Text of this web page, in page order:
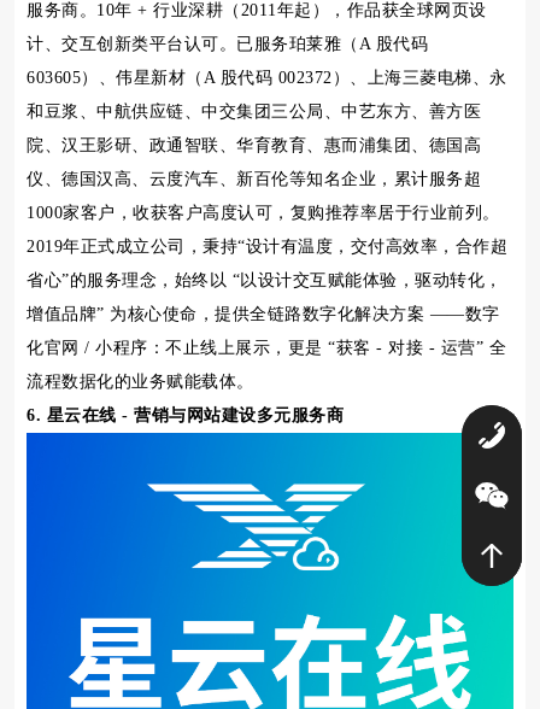
服务商。10年 + 行业深耕（2011年起），作品获全球网页设
计、交互创新类平台认可。已服务珀莱雅（A 股代码
603605）、伟星新材（A 股代码 002372）、上海三菱电梯、永
和豆浆、中航供应链、中交集团三公局、中艺东方、善方医
院、汉王影研、政通智联、华育教育、惠而浦集团、德国高
仪、德国汉高、云度汽车、新百伦等知名企业，累计服务超
1000家客户，收获客户高度认可，复购推荐率居于行业前列。
2019年正式成立公司，秉持“设计有温度，交付高效率，合作超
省心”的服务理念，始终以 “以设计交互赋能体验，驱动转化，
增值品牌” 为核心使命，提供全链路数字化解决方案 ——数字
化官网 / 小程序：不止线上展示，更是 “获客 - 对接 - 运营” 全
流程数据化的业务赋能载体。
6. 星云在线 - 营销与网站建设多元服务商